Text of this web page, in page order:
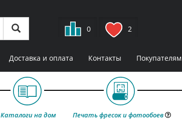
0 2
Доставка и оплата Контакты Покупателям
Каталоги на дом Печать фресок и фотообоев